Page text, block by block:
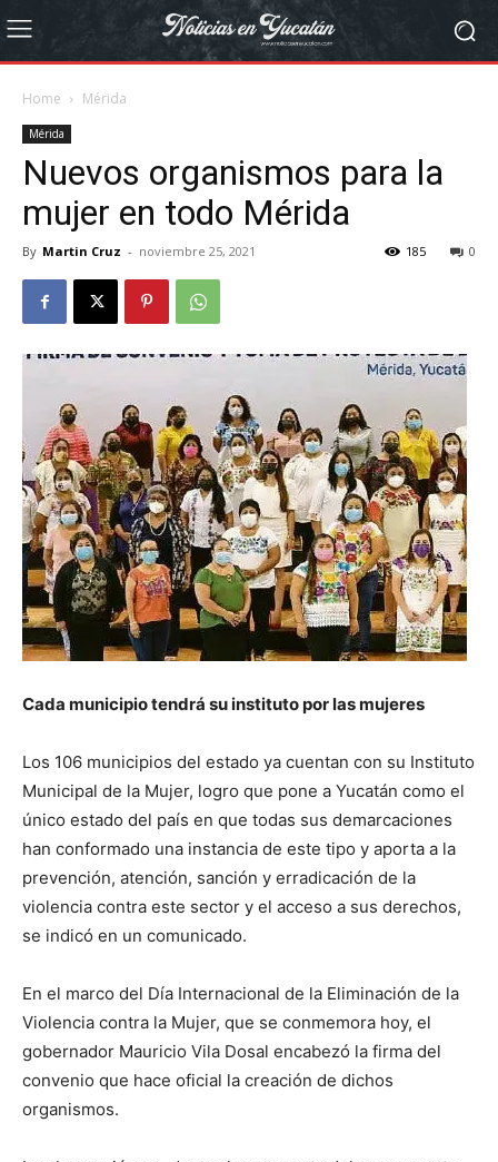
Home Mérida
Mérida
Nuevos organismos para la
mujer en todo Mérida
By Martin Cruz - noviembre 25, 2021 0
185
Cada municipio tendrá su instituto por las mujeres
Los 106 municipios del estado ya cuentan con su Instituto
Municipal de la Mujer, logro que pone a Yucatán como el
único estado del país en que todas sus demarcaciones
han conformado una instancia de este tipo y aporta a la
prevención, atención, sanción y erradicación de la
violencia contra este sector y el acceso a sus derechos,
se indicó en un comunicado.
En el marco del Día Internacional de la Eliminación de la
Violencia contra la Mujer, que se conmemora hoy, el
gobernador Mauricio Vila Dosal encabezó la firma del
convenio que hace oficial la creación de dichos
organismos.